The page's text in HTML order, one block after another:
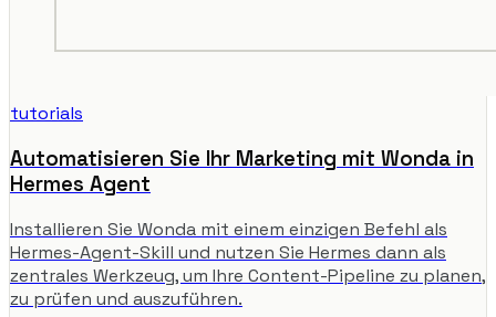
tutorials
Automatisieren Sie Ihr Marketing mit Wonda in
Hermes Agent
Installieren Sie Wonda mit einem einzigen Befehl als
Hermes-Agent-Skill und nutzen Sie Hermes dann als
zentrales Werkzeug, um Ihre Content-Pipeline zu planen,
zu prüfen und auszuführen.